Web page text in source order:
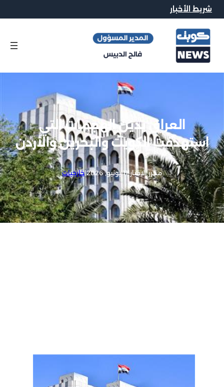
شريط الأخبار
العراق يدين الهجمات التي
استهدفت الكويت والبحرين والأردن
محرر الاخبار|11 يونيو, 2026 |خارجيات